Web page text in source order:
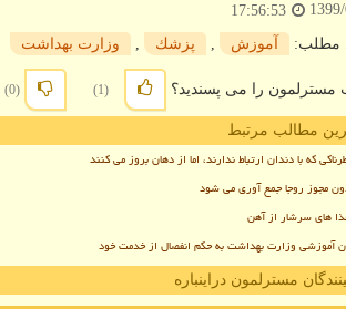
17:56:53
مطلب: آموزش پزشك وزارت بهداشت
را می پسندید؟ (1)
(0)
مطالب مرتبط
که با دندان ارتباط ندارند، اما از دهان بروز می کنند
مجوز روجا جمع آوری می شود
های سرشار از آهن
آموزشی وزارت بهداشت به حکم انفصال از خدمت خود
مسترلمون دراینباره